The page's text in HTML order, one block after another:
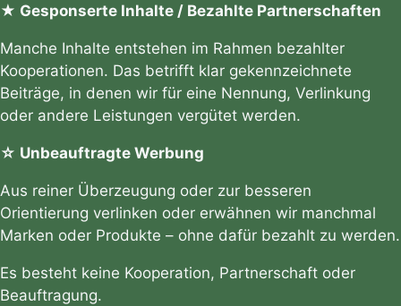
★ Gesponserte Inhalte / Bezahlte Partnerschaften
Manche Inhalte entstehen im Rahmen bezahlter
Kooperationen. Das betrifft klar gekennzeichnete
Beiträge, in denen wir für eine Nennung, Verlinkung
oder andere Leistungen vergütet werden.
☆ Unbeauftragte Werbung
Aus reiner Überzeugung oder zur besseren
Orientierung verlinken oder erwähnen wir manchmal
Marken oder Produkte – ohne dafür bezahlt zu werden.
Es besteht keine Kooperation, Partnerschaft oder
Beauftragung.